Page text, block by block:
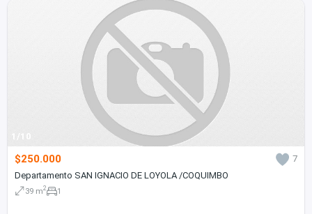
1/10
$250.000
7
Departamento SAN IGNACIO DE LOYOLA /COQUIMBO
39 m2 1